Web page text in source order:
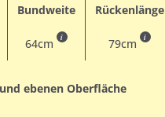
Bundweite Rückenlänge
64cm i 79cm i
ebenen Oberfläche